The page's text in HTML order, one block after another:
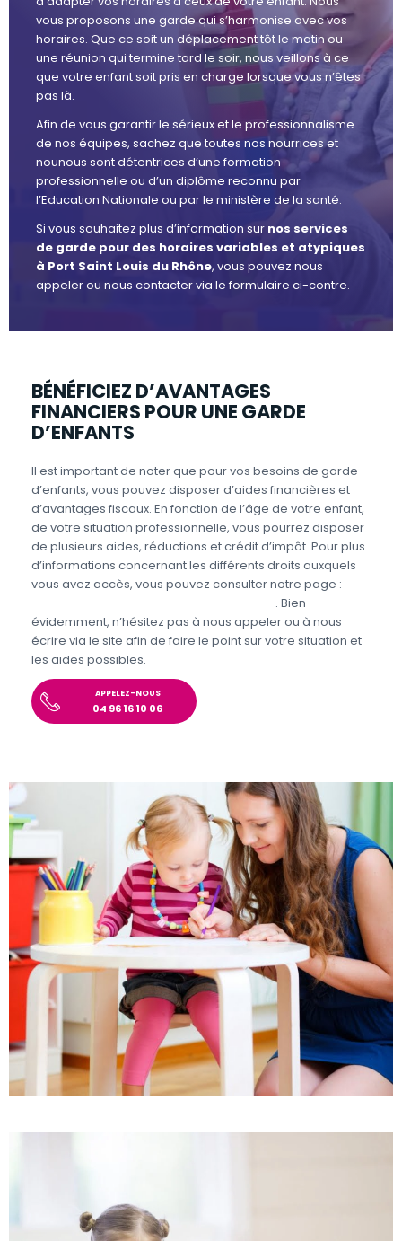
vous proposons une garde qui s’harmonise avec vos
horaires. Que ce soit un déplacement tôt le matin ou
une réunion qui termine tard le soir, nous veillons à ce
que votre enfant soit pris en charge lorsque vous n’êtes
pas là.
Afin de vous garantir le sérieux et le professionnalisme
de nos équipes, sachez que toutes nos nourrices et
nounous sont détentrices d’une formation
professionnelle ou d’un diplôme reconnu par
l’Education Nationale ou par le ministère de la santé.
Si vous souhaitez plus d’information sur nos services
de garde pour des horaires variables et atypiques
à Port Saint Louis du Rhône, vous pouvez nous
appeler ou nous contacter via le formulaire ci-contre.
BÉNÉFICIEZ D’AVANTAGES
FINANCIERS POUR UNE GARDE
D’ENFANTS
Il est important de noter que pour vos besoins de garde
d’enfants, vous pouvez disposer d’aides financières et
d’avantages fiscaux. En fonction de l’âge de votre enfant,
de votre situation professionnelle, vous pourrez disposer
de plusieurs aides, réductions et crédit d’impôt. Pour plus
d’informations concernant les différents droits auxquels
vous avez accès, vous pouvez consulter notre page :
. Bien
évidemment, n’hésitez pas à nous appeler ou à nous
écrire via le site afin de faire le point sur votre situation et
les aides possibles.
APPELEZ-NOUS
04 96 16 10 06